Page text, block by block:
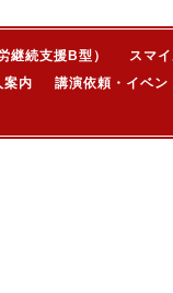
継続支援B型）
スマ
案内 講演依頼・イベン